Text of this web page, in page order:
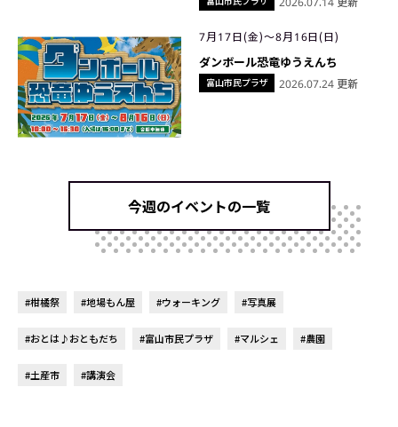
富山市民プラザ
7月17日(金)〜8月16日(日)
ダンボール恐竜ゆうえんち
2026.07.24 更新
今週のイベントの一覧
#柑橘祭 #地場もん屋 #ウォーキング #写真展
#おとは♪おともだち #富山市民プラザ #マルシェ #農園
#土産市 #講演会